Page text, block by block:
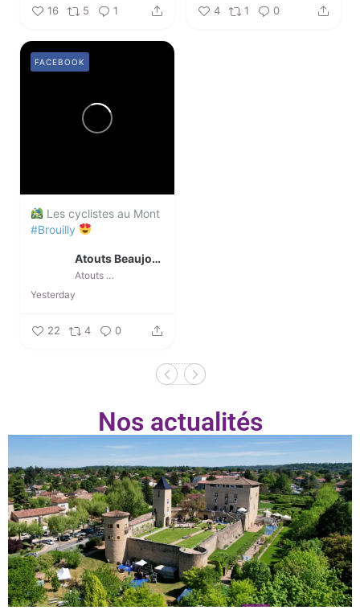
16 5 1 4 1 0
Les cyclistes au Mont
#Brouilly
Atouts Beaujolais
Atouts Beaujolais
Yesterday
FACEBOOK
22 4 0
Nos actualités